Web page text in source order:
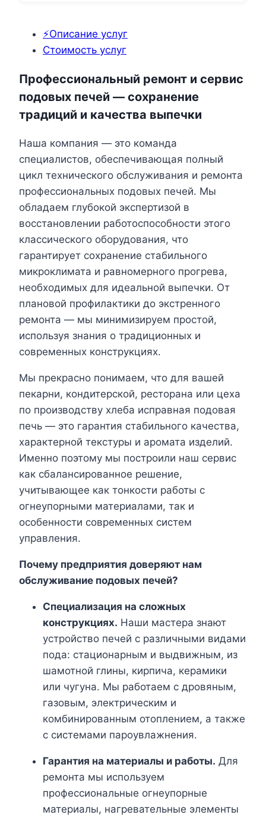
⚡Описание услуг
Стоимость услуг
Профессиональный ремонт и сервис
подовых печей — сохранение
традиций и качества выпечки
Наша компания — это команда
специалистов, обеспечивающая полный
цикл технического обслуживания и ремонта
профессиональных подовых печей. Мы
обладаем глубокой экспертизой в
восстановлении работоспособности этого
классического оборудования, что
гарантирует сохранение стабильного
микроклимата и равномерного прогрева,
необходимых для идеальной выпечки. От
плановой профилактики до экстренного
ремонта — мы минимизируем простой,
используя знания о традиционных и
современных конструкциях.
Мы прекрасно понимаем, что для вашей
пекарни, кондитерской, ресторана или цеха
по производству хлеба исправная подовая
печь — это гарантия стабильного качества,
характерной текстуры и аромата изделий.
Именно поэтому мы построили наш сервис
как сбалансированное решение,
учитывающее как тонкости работы с
огнеупорными материалами, так и
особенности современных систем
управления.
Почему предприятия доверяют нам
обслуживание подовых печей?
Специализация на сложных
конструкциях. Наши мастера знают
устройство печей с различными видами
пода: стационарным и выдвижным, из
шамотной глины, кирпича, керамики
или чугуна. Мы работаем с дровяным,
газовым, электрическим и
комбинированным отоплением, а также
с системами пароувлажнения.
Гарантия на материалы и работы. Для
ремонта мы используем
профессиональные огнеупорные
материалы, нагревательные элементы